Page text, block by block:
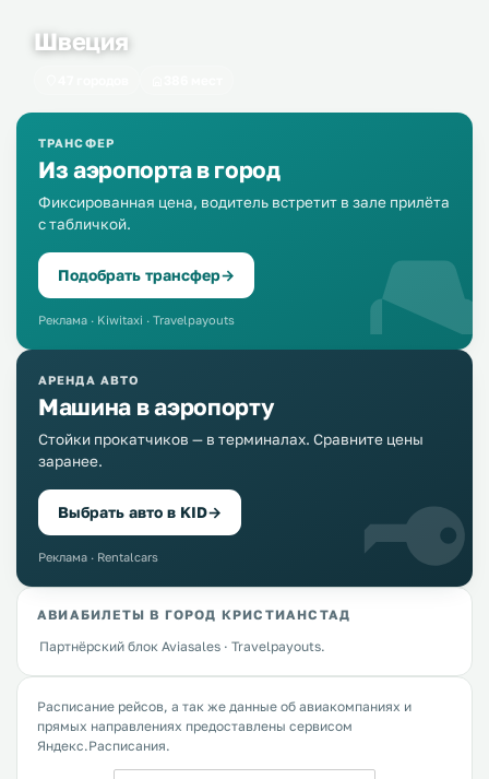
Швеция
ТРАНСФЕР
Из аэропорта в город
Фиксированная цена, водитель встретит в зале прилёта
с табличкой.
Подобрать трансфер→
Реклама · Kiwitaxi · Travelpayouts
АРЕНДА АВТО
Машина в аэропорту
Стойки прокатчиков — в терминалах. Сравните цены
заранее.
Выбрать авто в KID→
Реклама · Rentalcars
АВИАБИЛЕТЫ В ГОРОД КРИСТИАНСТАД
Партнёрский блок Aviasales · Travelpayouts.
Расписание рейсов, а так же данные об авиакомпаниях и
прямых направлениях предоставлены сервисом
Яндекс.Расписания.